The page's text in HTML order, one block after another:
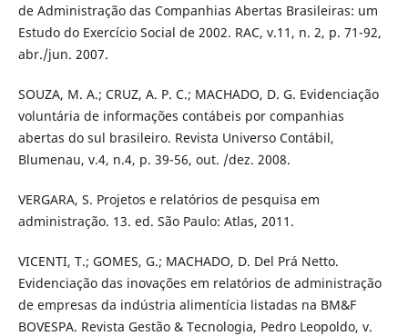
de Administração das Companhias Abertas Brasileiras: um
Estudo do Exercício Social de 2002. RAC, v.11, n. 2, p. 71-92,
abr./jun. 2007.
SOUZA, M. A.; CRUZ, A. P. C.; MACHADO, D. G. Evidenciação
voluntária de informações contábeis por companhias
abertas do sul brasileiro. Revista Universo Contábil,
Blumenau, v.4, n.4, p. 39-56, out. /dez. 2008.
VERGARA, S. Projetos e relatórios de pesquisa em
administração. 13. ed. São Paulo: Atlas, 2011.
VICENTI, T.; GOMES, G.; MACHADO, D. Del Prá Netto.
Evidenciação das inovações em relatórios de administração
de empresas da indústria alimentícia listadas na BM&F
BOVESPA. Revista Gestão & Tecnologia, Pedro Leopoldo, v.